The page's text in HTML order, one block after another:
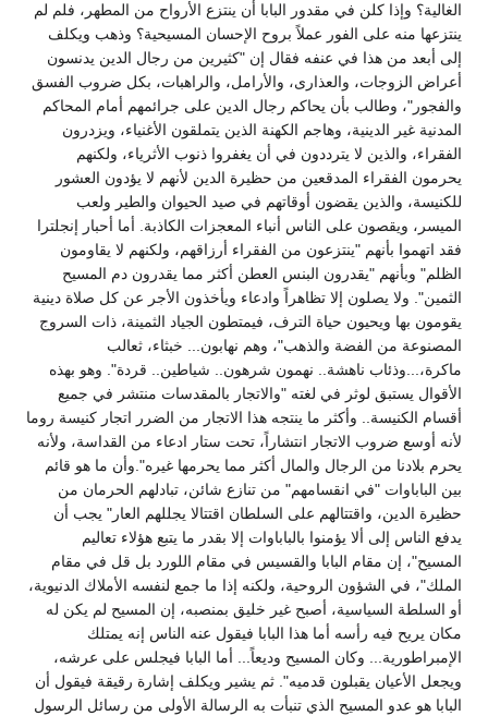
الغالية؟ وإذا كلن في مقدور البابا أن ينتزع الأرواح من المطهر، فلم لم
ينتزعها منه على الفور عملاً بروح الإحسان المسيحية؟ وذهب ويكلف
إلى أبعد من هذا في عنفه فقال إن "كثيرين من رجال الدين يدنسون
أعراض الزوجات، والعذارى، والأرامل، والراهبات، بكل ضروب الفسق
والفجور"، وطالب بأن يحاكم رجال الدين على جرائمهم أمام المحاكم
المدنية غير الدينية، وهاجم الكهنة الذين يتملقون الأغنياء، ويزدرون
الفقراء، والذين لا يترددون في أن يغفروا ذنوب الأثرياء، ولكنهم
يحرمون الفقراء المدقعين من حظيرة الدين لأنهم لا يؤدون العشور
للكنيسة، والذين يقضون أوقاتهم في صيد الحيوان والطير ولعب
الميسر، ويقصون على الناس أنباء المعجزات الكاذبة. أما أحبار إنجلترا
فقد اتهموا بأنهم "ينتزعون من الفقراء أرزاقهم، ولكنهم لا يقاومون
الظلم" وبأنهم "يقدرون البنس العطن أكثر مما يقدرون دم المسيح
الثمين". ولا يصلون إلا تظاهراً وادعاء ويأخذون الأجر عن كل صلاة دينية
يقومون بها ويحيون حياة الترف، فيمتطون الجياد الثمينة، ذات السروج
المصنوعة من الفضة والذهب"، وهم نهابون... خبثاء، ثعالب
ماكرة،...وذئاب ناهشة.. نهمون شرهون.. شياطين.. قردة". وهو بهذه
الأقوال يستبق لوثر في لغته "والاتجار بالمقدسات منتشر في جميع
أقسام الكنيسة.. وأكثر ما ينتجه هذا الاتجار من الضرر اتجار كنيسة روما
لأنه أوسع ضروب الاتجار انتشاراً، تحت ستار ادعاء من القداسة، ولأنه
يحرم بلادنا من الرجال والمال أكثر مما يحرمها غيره".وأن ما هو قائم
بين الباباوات "في انقسامهم" من تنازع شائن، تبادلهم الحرمان من
حظيرة الدين، واقتتالهم على السلطان اقتتالا يجللهم العار" يجب أن
يدفع الناس إلى ألا يؤمنوا بالباباوات إلا بقدر ما يتبع هؤلاء تعاليم
المسيح"، إن مقام البابا والقسيس في مقام اللورد بل قل في مقام
الملك"، في الشؤون الروحية، ولكنه إذا ما جمع لنفسه الأملاك الدنيوية،
أو السلطة السياسية، أصبح غير خليق بمنصبه، إن المسيح لم يكن له
مكان يريح فيه رأسه أما هذا البابا فيقول عنه الناس إنه يمتلك
الإمبراطورية... وكان المسيح وديعاً... أما البابا فيجلس على عرشه،
ويجعل الأعيان يقبلون قدميه". ثم يشير ويكلف إشارة رقيقة فيقول أن
البابا هو عدو المسيح الذي تنبأت به الرسالة الأولى من رسائل الرسول